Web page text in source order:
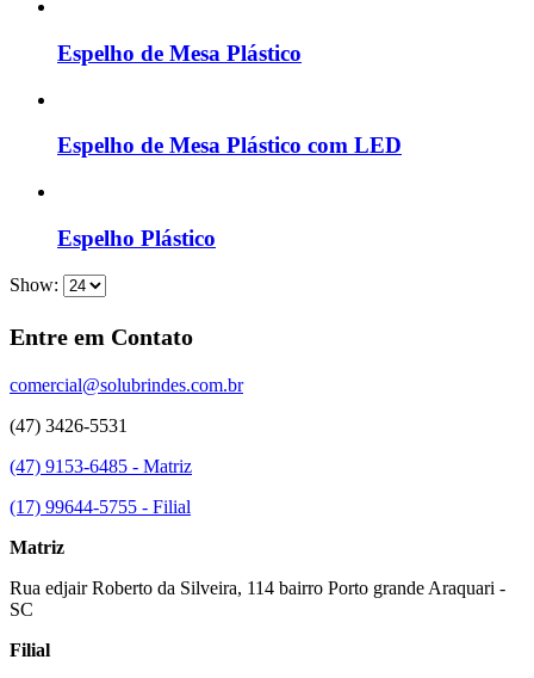
Espelho de Mesa Plástico
Espelho de Mesa Plástico com LED
Espelho Plástico
Show:
Entre em Contato
comercial@solubrindes.com.br
(47) 3426-5531
(47) 9153-6485 - Matriz
(17) 99644-5755 - Filial
Matriz
Rua edjair Roberto da Silveira, 114 bairro Porto grande Araquari -
SC
Filial